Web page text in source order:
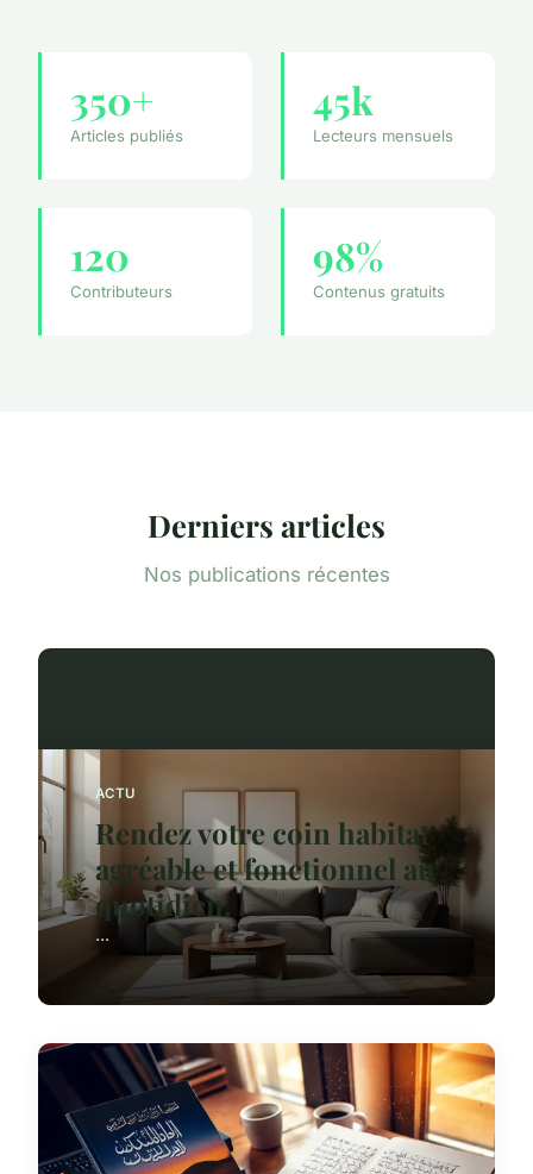
350+
Articles publiés
45k
Lecteurs mensuels
120
Contributeurs
98%
Contenus gratuits
Derniers articles
Nos publications récentes
ACTU
Rendez votre coin habitat
agréable et fonctionnel au
quotidien.
...